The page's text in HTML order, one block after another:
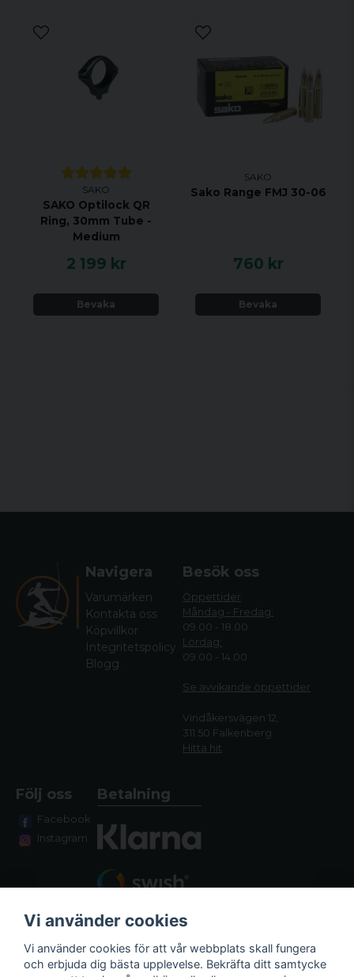
SAKO
SAKO Optilock QR
Ring, 30mm Tube -
Medium
2 199 kr
Bevaka
SAKO
Sako Range FMJ 30-06
760 kr
Bevaka
Navigera
Varumärken
Kontakta oss
Köpvillkor
Integritetspolicy
Blogg
Besök oss
Öppettider
Måndag - Fredag:
09.00 - 18.00
Lördag:
09.00 - 14.00
Se avvikande öppettider
Vindåkersvägen 12,
311 50 Falkenberg
Hitta hit
Följ oss
Facebook
Instagram
Betalning
Vi använder cookies
Vi använder cookies för att vår webbplats skall fungera
och erbjuda dig bästa upplevelse. Bekräfta ditt samtycke